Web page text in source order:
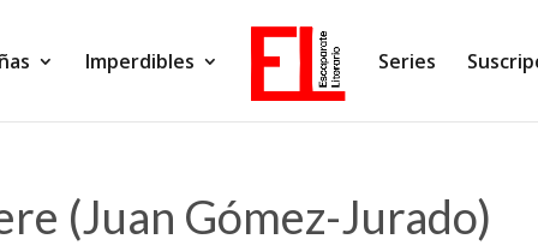
Imperdibles Series
(Juan Gómez-Jurado)